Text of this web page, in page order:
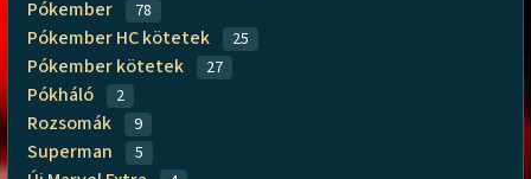
Pókember 78
Pókember HC kötetek 25
Pókember kötetek 27
Pókháló 2
Rozsomák 9
Superman 5